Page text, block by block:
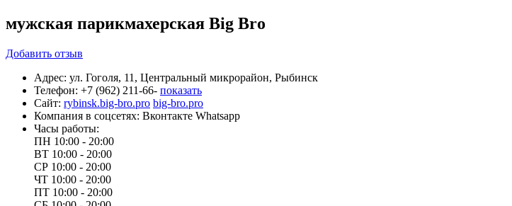
мужская парикмахерская Big Bro
Добавить отзыв
Адрес: ул. Гоголя, 11, Центральный микрорайон, Рыбинск
Телефон: +7 (962) 211-66- показать
Сайт: rybinsk.big-bro.pro big-bro.pro
Компания в соцсетях: Вконтакте Whatsapp
Часы работы:
ПН 10:00 - 20:00
ВТ 10:00 - 20:00
СР 10:00 - 20:00
ЧТ 10:00 - 20:00
ПТ 10:00 - 20:00